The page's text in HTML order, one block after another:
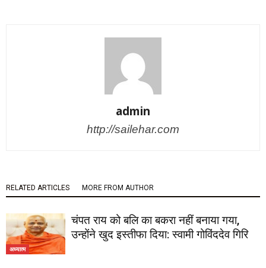
admin
http://sailehar.com
RELATED ARTICLES MORE FROM AUTHOR
अध्यात्म
चंपत राय को बलि का बकरा नहीं बनाया गया,
उन्होंने खुद इस्तीफा दिया: स्वामी गोविंददेव गिरि